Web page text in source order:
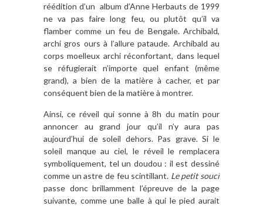
réédition d’un album d’Anne Herbauts de 1999
ne va pas faire long feu, ou plutôt qu’il va
flamber comme un feu de Bengale. Archibald,
archi gros ours à l’allure pataude. Archibald au
corps moelleux archi réconfortant, dans lequel
se réfugierait n’importe quel enfant (même
grand), a bien de la matière à cacher, et par
conséquent bien de la matière à montrer.
Ainsi, ce réveil qui sonne à 8h du matin pour
annoncer au grand jour qu’il n’y aura pas
aujourd’hui de soleil dehors. Pas grave. Si le
soleil manque au ciel, le réveil le remplacera
symboliquement, tel un doudou : il est dessiné
comme un astre de feu scintillant. Le petit souci
passe donc brillamment l’épreuve de la page
suivante, comme une balle à qui le pied aurait